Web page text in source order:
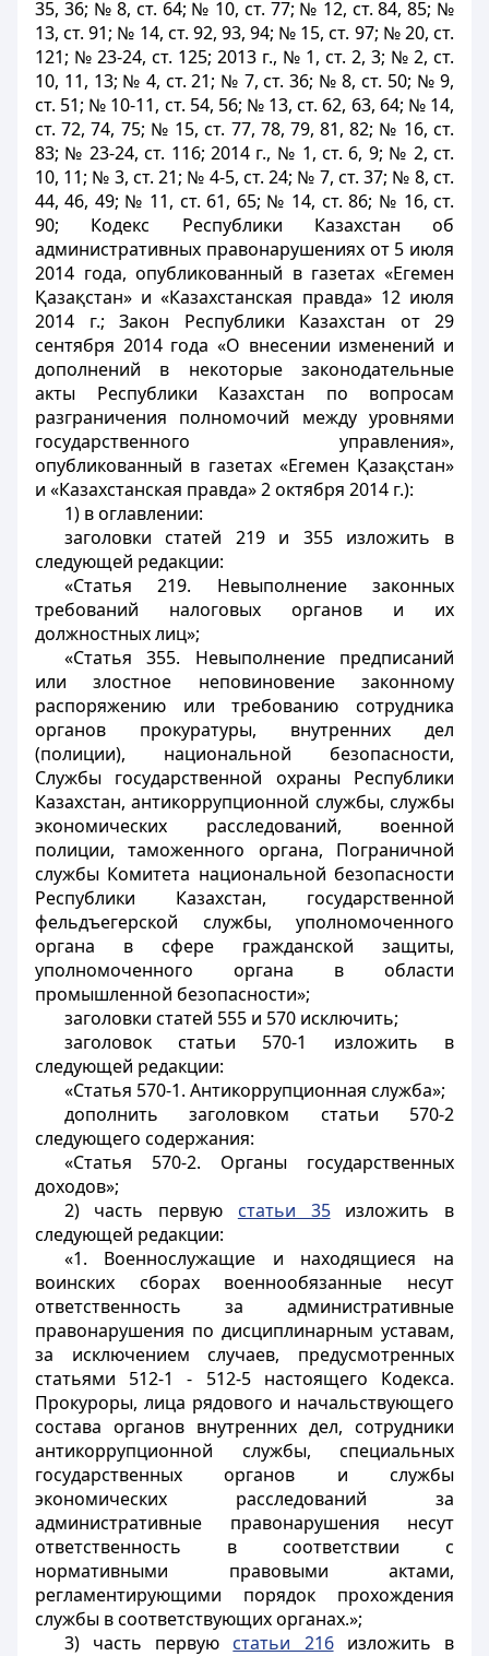
35, 36; № 8, ст. 64; № 10, ст. 77; № 12, ст. 84, 85; №
13, ст. 91; № 14, ст. 92, 93, 94; № 15, ст. 97; № 20, ст.
121; № 23-24, ст. 125; 2013 г., № 1, ст. 2, 3; № 2, ст.
10, 11, 13; № 4, ст. 21; № 7, ст. 36; № 8, ст. 50; № 9,
ст. 51; № 10-11, ст. 54, 56; № 13, ст. 62, 63, 64; № 14,
ст. 72, 74, 75; № 15, ст. 77, 78, 79, 81, 82; № 16, ст.
83; № 23-24, ст. 116; 2014 г., № 1, ст. 6, 9; № 2, ст.
10, 11; № 3, ст. 21; № 4-5, ст. 24; № 7, ст. 37; № 8, ст.
44, 46, 49; № 11, ст. 61, 65; № 14, ст. 86; № 16, ст.
90; Кодекс Республики Казахстан об
административных правонарушениях от 5 июля
2014 года, опубликованный в газетах «Егемен
Қазақстан» и «Казахстанская правда» 12 июля
2014 г.; Закон Республики Казахстан от 29
сентября 2014 года «О внесении изменений и
дополнений в некоторые законодательные
акты Республики Казахстан по вопросам
разграничения полномочий между уровнями
государственного управления»,
опубликованный в газетах «Егемен Қазақстан»
и «Казахстанская правда» 2 октября 2014 г.):
1) в оглавлении:
заголовки статей 219 и 355 изложить в
следующей редакции:
«Статья 219. Невыполнение законных
требований налоговых органов и их
должностных лиц»;
«Статья 355. Невыполнение предписаний
или злостное неповиновение законному
распоряжению или требованию сотрудника
органов прокуратуры, внутренних дел
(полиции), национальной безопасности,
Службы государственной охраны Республики
Казахстан, антикоррупционной службы, службы
экономических расследований, военной
полиции, таможенного органа, Пограничной
службы Комитета национальной безопасности
Республики Казахстан, государственной
фельдъегерской службы, уполномоченного
органа в сфере гражданской защиты,
уполномоченного органа в области
промышленной безопасности»;
заголовки статей 555 и 570 исключить;
заголовок статьи 570-1 изложить в
следующей редакции:
«Статья 570-1. Антикоррупционная служба»;
дополнить заголовком статьи 570-2
следующего содержания:
«Статья 570-2. Органы государственных
доходов»;
2) часть первую статьи 35изложить в
следующей редакции:
«1. Военнослужащие и находящиеся на
воинских сборах военнообязанные несут
ответственность за административные
правонарушения по дисциплинарным уставам,
за исключением случаев, предусмотренных
статьями 512-1 - 512-5 настоящего Кодекса.
Прокуроры, лица рядового и начальствующего
состава органов внутренних дел, сотрудники
антикоррупционной службы, специальных
государственных органов и службы
экономических расследований за
административные правонарушения несут
ответственность в соответствии с
нормативными правовыми актами,
регламентирующими порядок прохождения
службы в соответствующих органах.»;
3) часть первую статьи 216изложить в